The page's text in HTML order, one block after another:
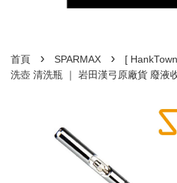
首頁 › SPARMAX ›
[
洗壺 清洗瓶 ｜ 岩田漢弓原廠貨 廢液